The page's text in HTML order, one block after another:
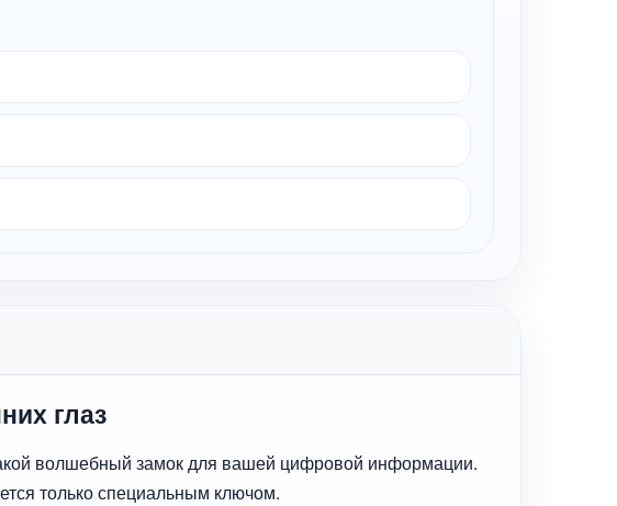
глаз
волшебный замок для вашей цифровой информации.
только специальным ключом.